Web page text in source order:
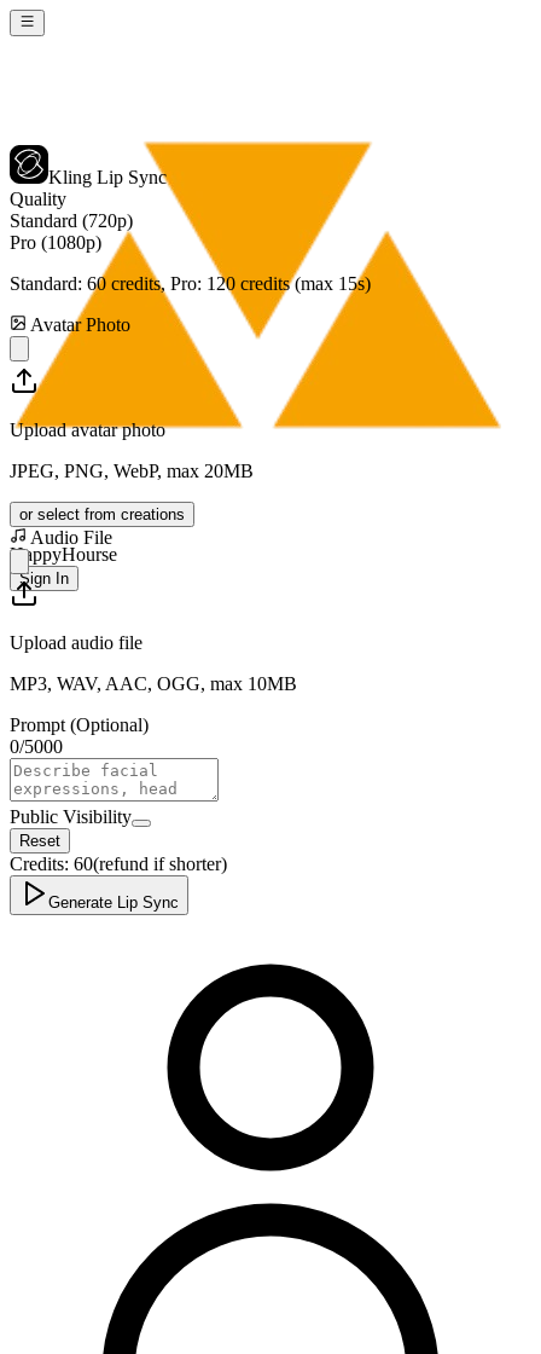
HappyHourse
Sign In
Kling Lip Sync
Quality
Standard (720p)
Pro (1080p)
Standard: 60 credits, Pro: 120 credits (max 15s)
Avatar Photo
Upload avatar photo
JPEG, PNG, WebP, max 20MB
or select from creations
Audio File
Upload audio file
MP3, WAV, AAC, OGG, max 10MB
Prompt (Optional)
0/5000
Public Visibility
Reset
Credits: 60(refund if shorter)
Generate Lip Sync